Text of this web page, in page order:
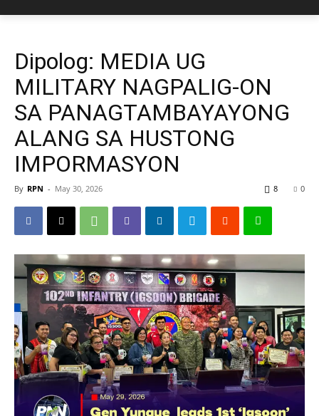
Dipolog: MEDIA UG
MILITARY NAGPALIG-ON
SA PANAGTAMBAYAYONG
ALANG SA HUSTONG
IMPORMASYON
By RPN - May 30, 2026 0
8